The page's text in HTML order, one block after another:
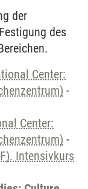
der
des
Center:
-
Center:
-
Intensivkurs